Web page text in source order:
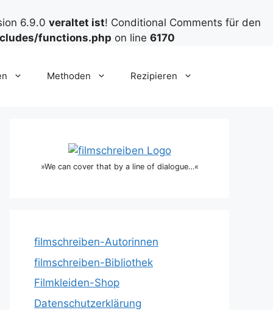
6.9.0 veraltet ist! Conditional Comments für den
functions.php on line 6170
Methoden Rezipieren
»We can cover that by a line of dialogue…«
filmschreiben-Autorinnen
filmschreiben-Bibliothek
Filmkleiden-Shop
Datenschutzerklärung